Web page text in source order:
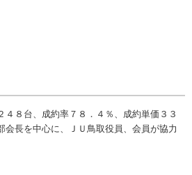
８台、成約率７８．４％、成約単価３３
長を中心に、ＪＵ鳥取役員、会員が協力